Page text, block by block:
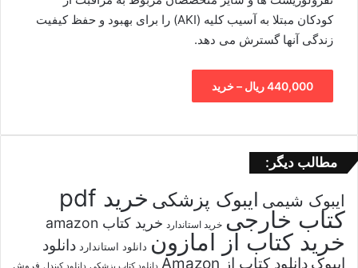
کودکان مبتلا به آسیب کلیه (AKI) را برای بهبود و حفظ کیفیت
زندگی آنها گسترش می دهد.
440,000 ریال – خرید
مطالب دیگر:
ایبوک شیمی ایبوک پزشکی خرید pdf
کتاب خارجی خرید استاندارد خرید کتاب amazon
خرید کتاب از امازون دانلود استاندارد دانلود
ایبوک دانلود کتاب از Amazon دانلود کتاب پزشکی دانلود کیندل فروش